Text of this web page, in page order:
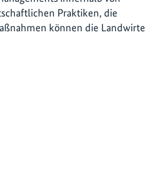
Praktiken, die
können die Landwirte